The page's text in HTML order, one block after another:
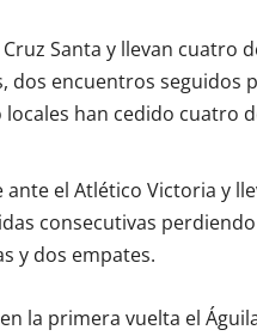
Santa y llevan cuatro
dos encuentros seguidos
han cedido cuatro
el Atlético Victoria y
consecutivas
y dos empates.
la primera vuelta el